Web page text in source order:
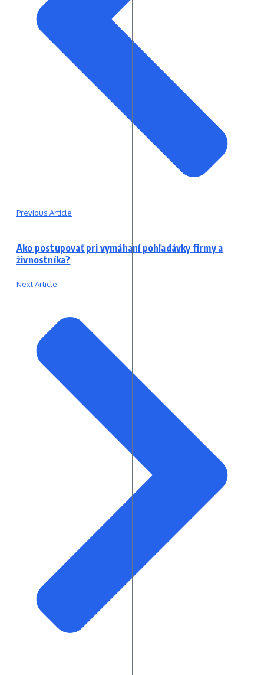
Previous Article
Ako postupovať pri vymáhaní pohľadávky firmy a
živnostníka?
Next Article